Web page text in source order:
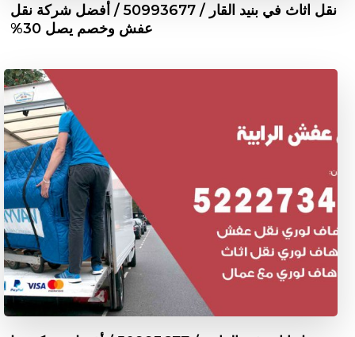
نقل اثاث في بنيد القار / 50993677 / أفضل شركة نقل
عفش وخصم يصل 30%